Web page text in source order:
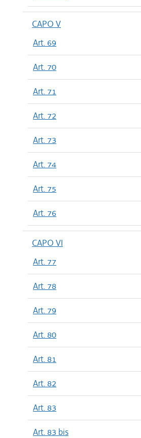
CAPO V
Art. 69
Art. 70
Art. 71
Art. 72
Art. 73
Art. 74
Art. 75
Art. 76
CAPO VI
Art. 77
Art. 78
Art. 79
Art. 80
Art. 81
Art. 82
Art. 83
Art. 83 bis